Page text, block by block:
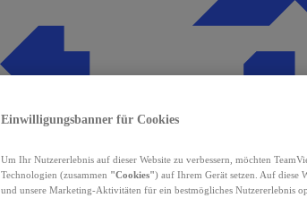
Einwilligungsbanner für Cookies
Um Ihr Nutzererlebnis auf dieser Website zu verbessern, möchten
Technologien (zusammen "Cookies") auf Ihrem Gerät setzen. Auf diese
und unsere Marketing-Aktivitäten für ein bestmögliches Nutzererlebnis